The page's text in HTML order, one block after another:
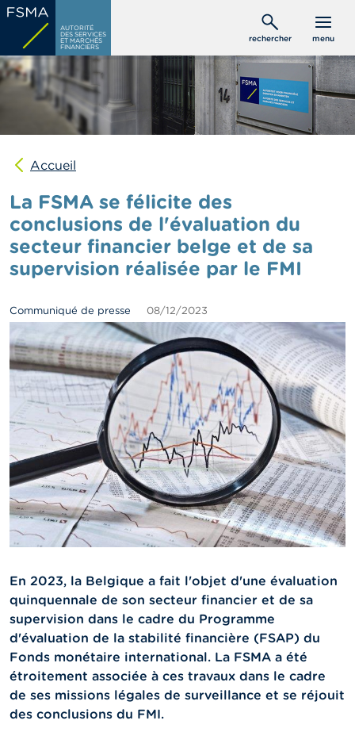
Aller
contenu
principal
AUTORITÉ
DES SERVICES
ET MARCHÉS
FINANCIERS
rechercher menu
C
s
o
m
t
u
P
r
o
f
s
o
n
n
e
L
a
F
S
M
A
c
t
u
a
l
i
t
é
s
e
t
Accueil
La FSMA se félicite des
conclusions de l'évaluation du
secteur financier belge et de sa
supervision réalisée par le FMI
Communiqué de presse 08/12/2023
En 2023, la Belgique a fait l'objet d'une évaluation
quinquennale de son secteur financier et de sa
supervision dans le cadre du Programme
d'évaluation de la stabilité financière (FSAP) du
Fonds monétaire international. La FSMA a été
étroitement associée à ces travaux dans le cadre
de ses missions légales de surveillance et se réjouit
des conclusions du FMI.